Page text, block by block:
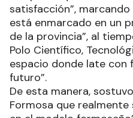
satisfacción”,
está enmarcado en un
de la provincia”, al
Polo Científico,
espacio donde late con
futuro”.
De esta manera,
Formosa que